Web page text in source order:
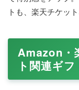
トも、楽天チケッ
Amazon・
ト関連ギ